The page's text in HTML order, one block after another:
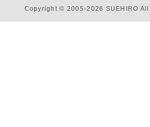
Copyright © 2005-2026 SUEHIRO